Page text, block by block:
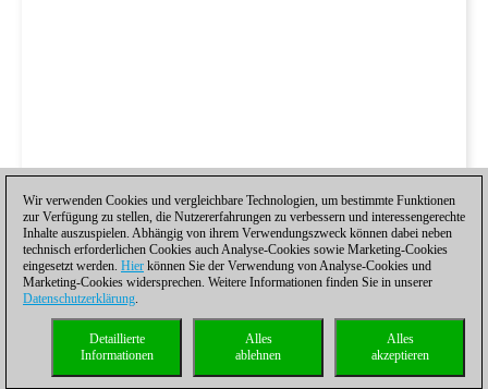
Wir verwenden Cookies und vergleichbare Technologien, um bestimmte Funktionen
zur Verfügung zu stellen, die Nutzererfahrungen zu verbessern und interessengerechte
Inhalte auszuspielen. Abhängig von ihrem Verwendungszweck können dabei neben
technisch erforderlichen Cookies auch Analyse-Cookies sowie Marketing-Cookies
eingesetzt werden. Hier können Sie der Verwendung von Analyse-Cookies und
Marketing-Cookies widersprechen. Weitere Informationen finden Sie in unserer
Datenschutzerklärung.
Alles
akzeptieren
Alles
ablehnen
Detaillierte
Informationen